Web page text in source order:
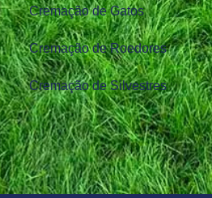
Cremação de Gatos
Cremação de Roedores
Cremação de Silvestres